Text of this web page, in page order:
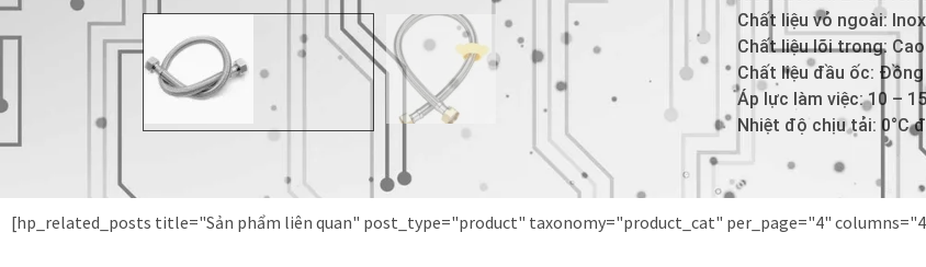
Chất liệu vỏ ngoài:
Chất liệu lõi trong:
Chất liệu đầu ốc:
Áp lực làm việc: 10 –
Nhiệt độ chịu tải: 0°C
[hp_related_posts title="Sản phẩm liên quan" post_type="product" taxonomy="product_cat" per_page="4"